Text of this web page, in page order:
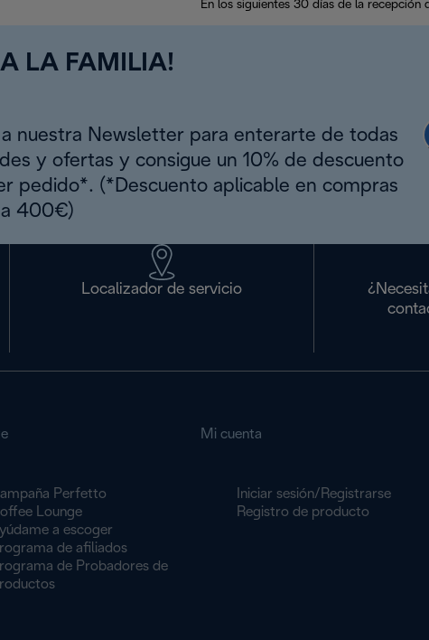
En los siguientes 30 días de la recepción
A LA FAMILIA!
nuestra Newsletter para enterarte de todas
y ofertas y consigue un 10% de descuento
pedido*. (*Descuento aplicable en compras
a 400€)
Localizador de servicio
Perfetto
Lounge
a escoger
de afiliados
de Probadores de
Mi cuenta
Iniciar sesión/Registrarse
Registro de producto